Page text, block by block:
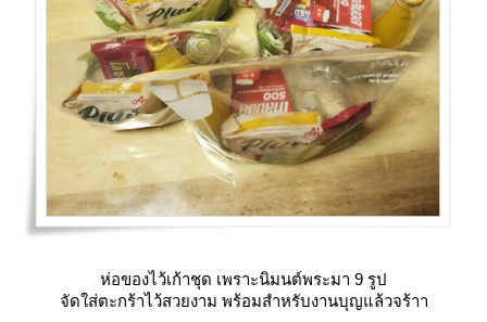
ห่อของไว้เก้าชุด เพราะนิมนต์พระมา 9 รูป
จัดใส่ตะกร้าไว้สวยงาม พร้อมสำหรับงานบุญแล้วจร้าา